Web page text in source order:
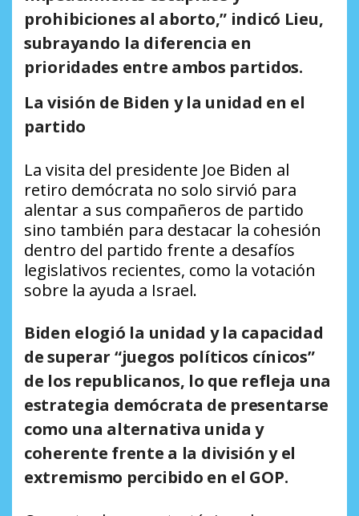
prohibiciones al aborto,” indicó Lieu,
subrayando la diferencia en
prioridades entre ambos partidos.
La visión de Biden y la unidad en el
partido
La visita del presidente Joe Biden al
retiro demócrata no solo sirvió para
alentar a sus compañeros de partido
sino también para destacar la cohesión
dentro del partido frente a desafíos
legislativos recientes, como la votación
sobre la ayuda a Israel.
Biden elogió la unidad y la capacidad
de superar “juegos políticos cínicos”
de los republicanos, lo que refleja una
estrategia demócrata de presentarse
como una alternativa unida y
coherente frente a la división y el
extremismo percibido en el GOP.